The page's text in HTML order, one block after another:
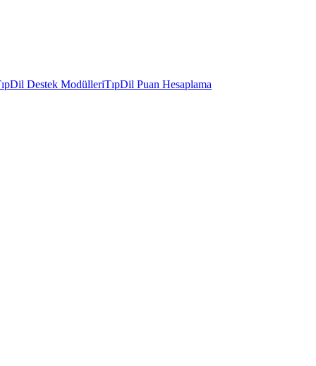
Destek ModülleriTıpDil Puan Hesaplama